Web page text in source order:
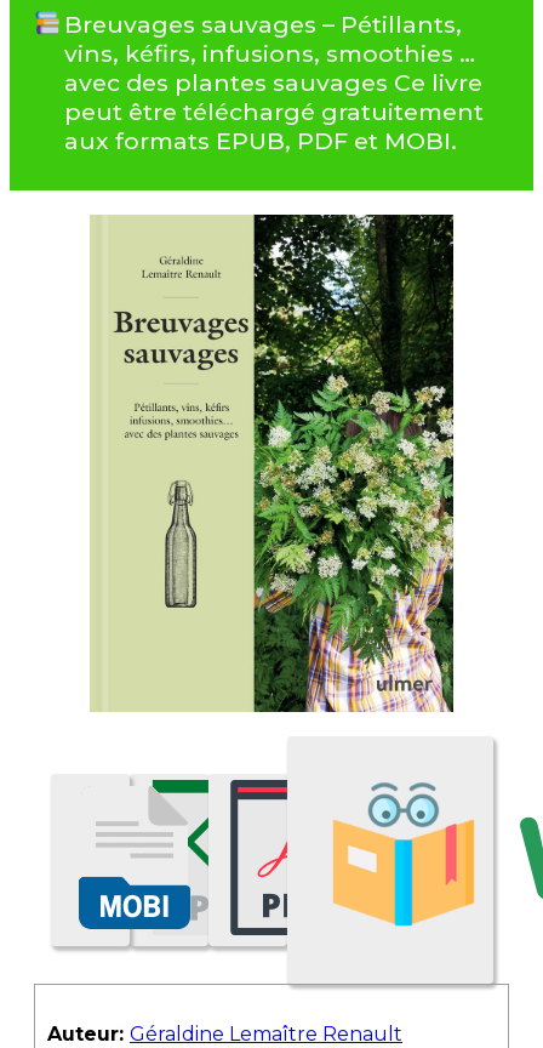
Breuvages sauvages – Pétillants,
vins, kéfirs, infusions, smoothies …
avec des plantes sauvages Ce livre
peut être téléchargé gratuitement
aux formats EPUB, PDF et MOBI.
Auteur: Géraldine Lemaître Renault